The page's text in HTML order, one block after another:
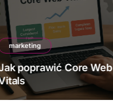
marketing
poprawić Core Web